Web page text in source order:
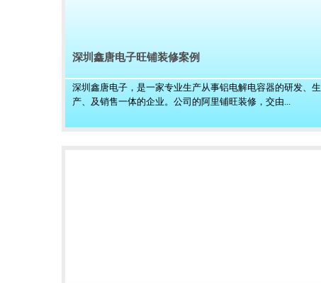
深圳鑫唐电子旺铺装修案例
深圳鑫唐电子，是一家专业生产从事铝电解电容器的研发、生
产、及销售一体的企业。公司的阿里铺旺装修，交由...